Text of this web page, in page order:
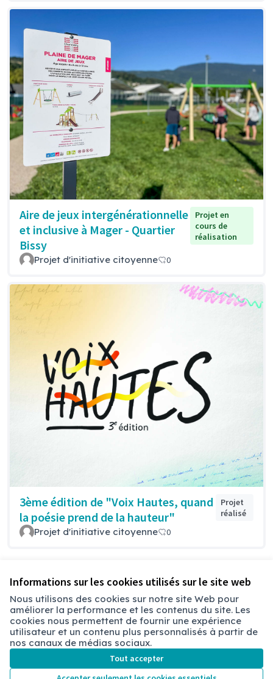
Informations sur les cookies utilisés sur le site web
Nous utilisons des cookies sur notre site Web pour
améliorer la performance et les contenus du site. Les
cookies nous permettent de fournir une expérience
utilisateur et un contenu plus personnalisés à partir de
nos canaux de médias sociaux.
Tout accepter
Aire de jeux intergénérationnelle
et inclusive à Mager - Quartier
Bissy
Projet en
cours de
réalisation
Projet d'initiative citoyenne 0
3ème édition de "Voix Hautes, quand
la poésie prend de la hauteur"
Projet
réalisé
Projet d'initiative citoyenne 0
Conditions d'utilisation
Paramètres des cookies
Chambéry sur X
(Lien externe)
Chambéry sur Facebook
Chambéry sur Instagram